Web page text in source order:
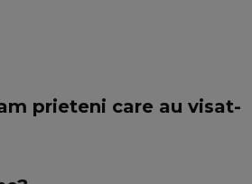
prieteni care au visat-